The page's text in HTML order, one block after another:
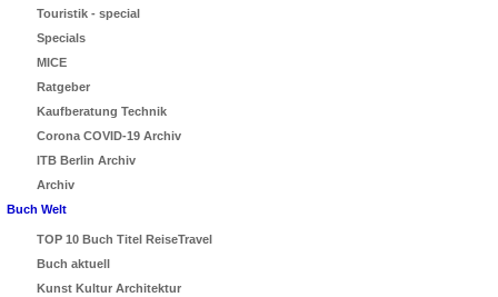
Touristik - special
Specials
MICE
Ratgeber
Kaufberatung Technik
Corona COVID-19 Archiv
ITB Berlin Archiv
Archiv
Buch Welt
TOP 10 Buch Titel ReiseTravel
Buch aktuell
Kunst Kultur Architektur